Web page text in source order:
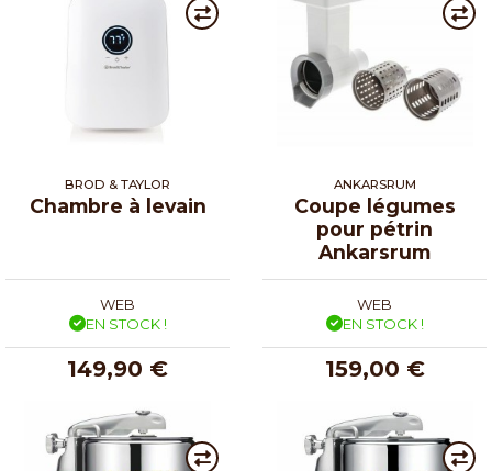
BROD & TAYLOR
Chambre à levain
WEB
EN STOCK !
149,90 €
ANKARSRUM
Coupe légumes
pour pétrin
Ankarsrum
WEB
EN STOCK !
159,00 €